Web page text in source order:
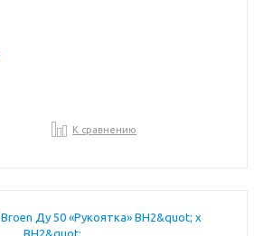
К сравнению